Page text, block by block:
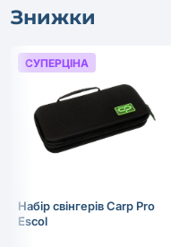
Знижки
Набір свінгерів Carp Pro
Escol
СУПЕРЦІНА